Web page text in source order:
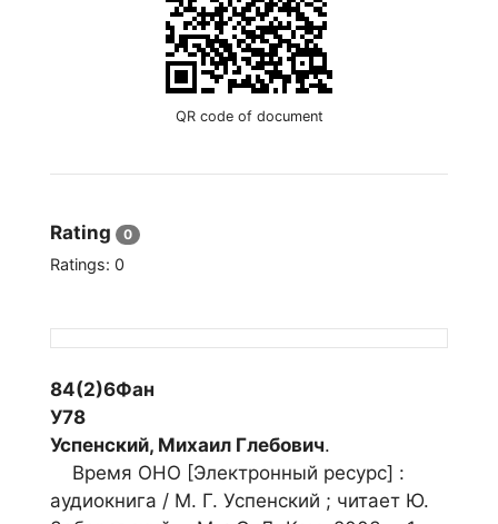
QR code of document
Rating 0
Ratings: 0
84(2)6Фан
У78
Успенский, Михаил Глебович.
Время ОНО [Электронный ресурс] :
аудиокнига / М. Г. Успенский ; читает Ю.